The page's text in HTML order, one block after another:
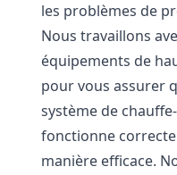
les problèmes de
Nous travaillons
équipements de
pour vous assurer
système de
fonctionne
manière efficace.